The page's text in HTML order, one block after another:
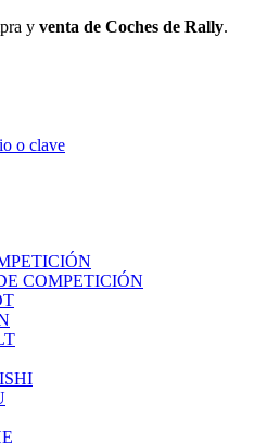
y venta de Coches de Rally.
o clave
COMPETICIÓN